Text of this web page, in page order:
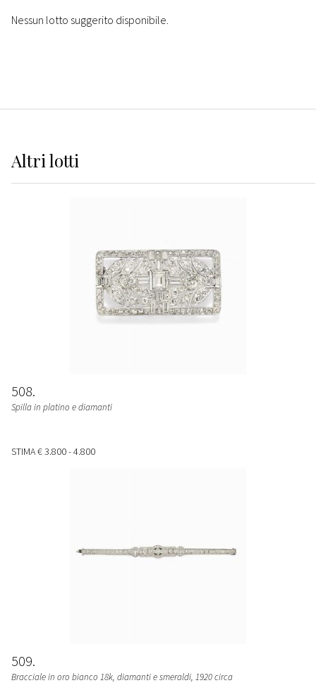
Nessun lotto suggerito disponibile.
Altrilotti
508
Spilla in platino e diamanti
STIMA€ 3.800 - 4.800
509
Bracciale in oro bianco 18k, diamanti e smeraldi, 1920 circa